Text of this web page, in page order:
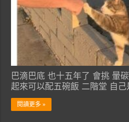
巴滴巴底 也十五年了 會挑 暈
起來可以配五碗飯 二階堂 自
閱讀更多 »